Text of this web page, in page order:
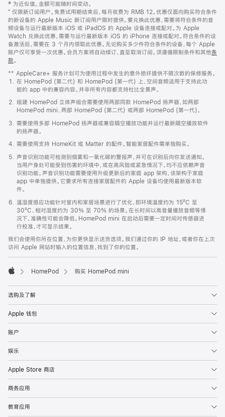
页
页
脚
注
‡ 为近似值。金额可能随时间变动。
⁺ 仅限新订阅用户。免费试用期结束后，每月收费为 RMB 12。优惠仅面向购买符合条件
的新设备的 Apple Music 新订阅用户限时提供。要兑换此优惠，需要将符合条件的音
频设备与运行最新版本 iOS 或 iPadOS 的 Apple 设备连接或配对。为 Apple
Watch 兑换此优惠，需要与运行最新版本 iOS 的 iPhone 连接或配对。符合条件的设
备激活后，需要在 3 个月内领取此优惠。无论购买多少件符合条件的设备，每个 Apple
账户仅可享受一次优惠。会员方案将自动续订，直至取消订阅。须遵循限制条件和其他条
款。
窗
口
中
打
开)
** AppleCare+ 服务计划可为使用过程中发生的意外损坏提供不限次数的保修服务。
在 HomePod (第二代) 和 HomePod (第一代) 上，空间音频适用于支持此功
能的 app 中的兼容内容。并非所有内容都支持杜比全景声。
组建 HomePod 立体声组合需要使用两部同款 HomePod 扬声器，如两部
HomePod mini、两部 HomePod (第二代) 或两部 HomePod (第一代)。
需要使用多部 HomePod 扬声器或兼容隔空播放功能并运行最新隔空播放软件
的扬声器。
需要使用支持 HomeKit 或 Matter 的配件。智能家居配件需单独购买。
声音识别功能可检测到烟雾和一氧化碳的警报声，并可在识别后向你发送通知。
当用户身处可能受到伤害的环境中，或在高风险或紧急情况下，均不应依赖声音
识别功能。声音识别功能需要使用升级更新后的家庭 app 架构，该架构于家庭
app 中单独提供。它要求所有连接家居配件的 Apple 设备均使用最新版本软
件。
温湿度感应功能针对室内和家居场景进行了优化，即环境温度约为 15ºC 至
30ºC、相对湿度约为 30% 至 70% 的场景。在长时间以高音量播放音频等情
况下，准确性可能会降低。HomePod mini 在启动后需要一定时间对传感器进
行校准，才可显示结果。
我们会使用你所在位置，为你更快显示送货选项。我们通过你的 IP 地址，或者你在上次
访问 Apple 网站时输入的位置信息，找到了你的位置。
HomePod 购买 HomePod mini
选购及了解
Apple 钱包
账户
娱乐
Apple Store 商店
商务应用
教育应用